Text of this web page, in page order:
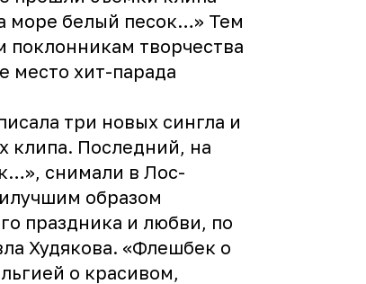
море белый песок…» Тем
поклонникам творчества
место хит-парада
три новых сингла и
клипа. Последний, на
снимали в Лос-
образом
праздника и любви, по
Худякова. «Флешбек о
о красивом,